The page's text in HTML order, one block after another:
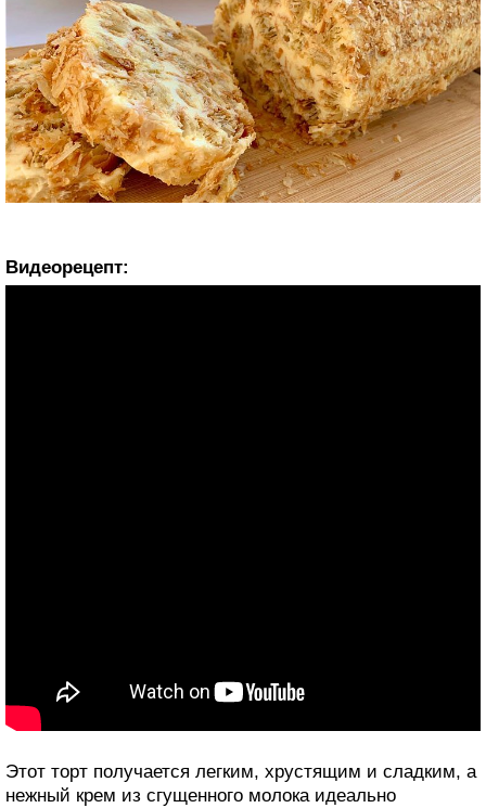
Видеорецепт:
Этот торт получается легким, хрустящим и сладким, а
нежный крем из сгущенного молока идеально